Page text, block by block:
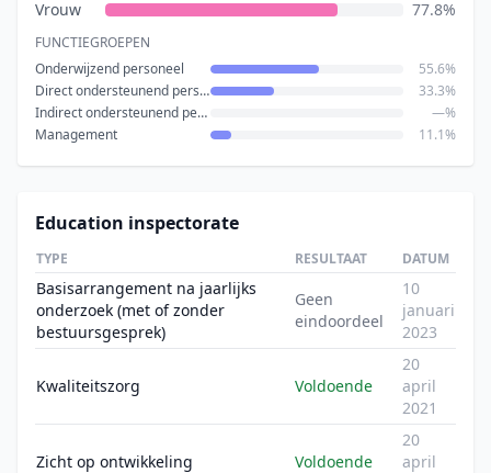
Vrouw
77.8%
FUNCTIEGROEPEN
Onderwijzend personeel
55.6%
Direct ondersteunend personeel
33.3%
Indirect ondersteunend personeel
—%
Management
11.1%
Education inspectorate
TYPE RESULTAAT DATUM
Basisarrangement na jaarlijks
onderzoek (met of zonder
bestuursgesprek)
Geen
eindoordeel
10
januari
2023
Kwaliteitszorg Voldoende
20
april
2021
Zicht op ontwikkeling Voldoende
20
april